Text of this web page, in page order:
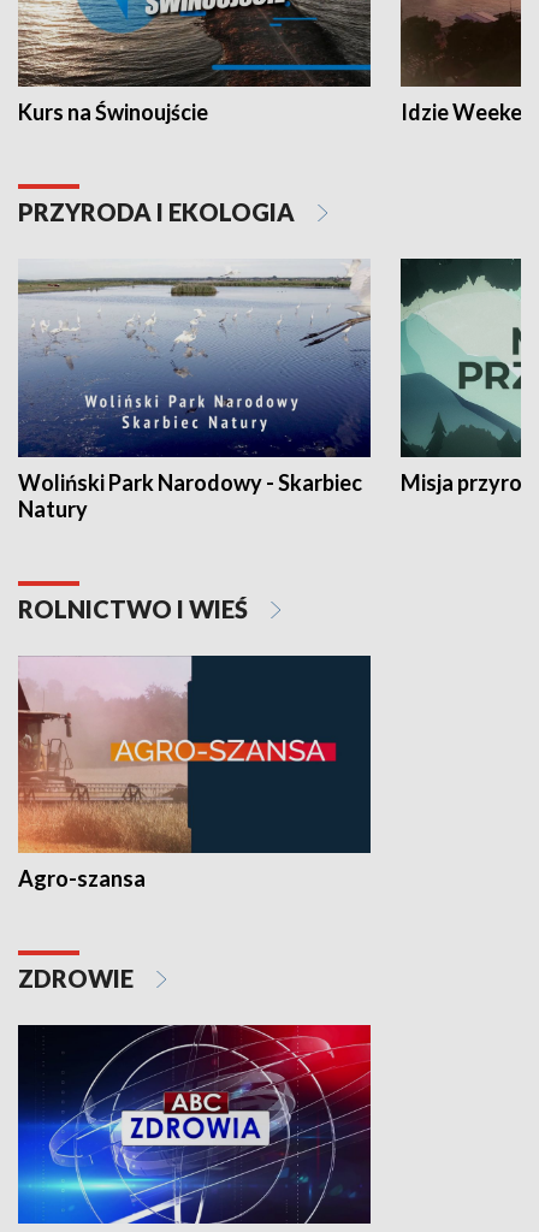
Kurs na Świnoujście Idzie
PRZYRODA I EKOLOGIA
Woliński Park Narodowy - Skarbiec
Natury
Misja
ROLNICTWO I WIEŚ
Agro-szansa
ZDROWIE